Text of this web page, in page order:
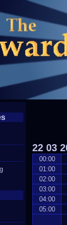
22 03
00:00
01:00
02:00
03:00
04:00
05:00